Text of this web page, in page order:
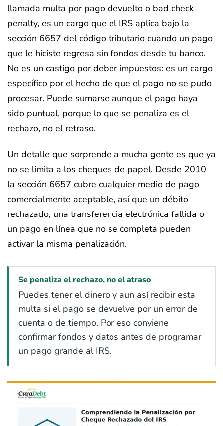
llamada multa por pago devuelto o bad check
penalty, es un cargo que el IRS aplica bajo la
sección 6657 del código tributario cuando un pago
que le hiciste regresa sin fondos desde tu banco.
No es un castigo por deber impuestos: es un cargo
específico por el hecho de que el pago no se pudo
procesar. Puede sumarse aunque el pago haya
sido puntual, porque lo que se penaliza es el
rechazo, no el retraso.
Un detalle que sorprende a mucha gente es que ya
no se limita a los cheques de papel. Desde 2010
la sección 6657 cubre cualquier medio de pago
comercialmente aceptable, así que un débito
rechazado, una transferencia electrónica fallida o
un pago en línea que no se completa pueden
activar la misma penalización.
Se penaliza el rechazo, no el atraso
Puedes tener el dinero y aun así recibir esta
multa si el pago se devuelve por un error de
cuenta o de tiempo. Por eso conviene
confirmar fondos y datos antes de programar
un pago grande al IRS.